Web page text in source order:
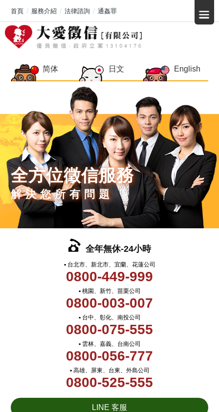
简体 日文 English
全方位徵信服務
解決您所有問題
全年無休-24小時
▪ 台北市、新北市、宜蘭、花蓮公司
0800-449-999
▪ 桃園、新竹、苗栗公司
0800-003-007
▪ 台中、彰化、南投公司
0800-075-555
▪ 雲林、嘉義、台南公司
0800-056-777
▪ 高雄、屏東、台東、外島公司
0800-525-555
LINE 客服
首頁 服務介紹 法律諮詢 通姦罪